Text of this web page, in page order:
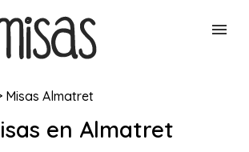
Misas Almatret
en Almatret